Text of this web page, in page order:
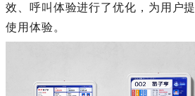
效、呼叫体验进行了优化，为用户
使用体验。